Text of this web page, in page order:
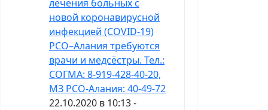
лечения больных с
новой коронавирусной
инфекцией (COVID-19)
РСО–Алания требуются
врачи и медсёстры. Тел.:
СОГМА: 8-919-428-40-20,
МЗ РСО-Алания: 40-49-72
22.10.2020 в 10:13 -